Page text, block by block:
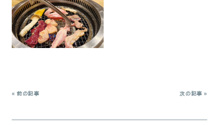
« 前の記事 次の記事 »